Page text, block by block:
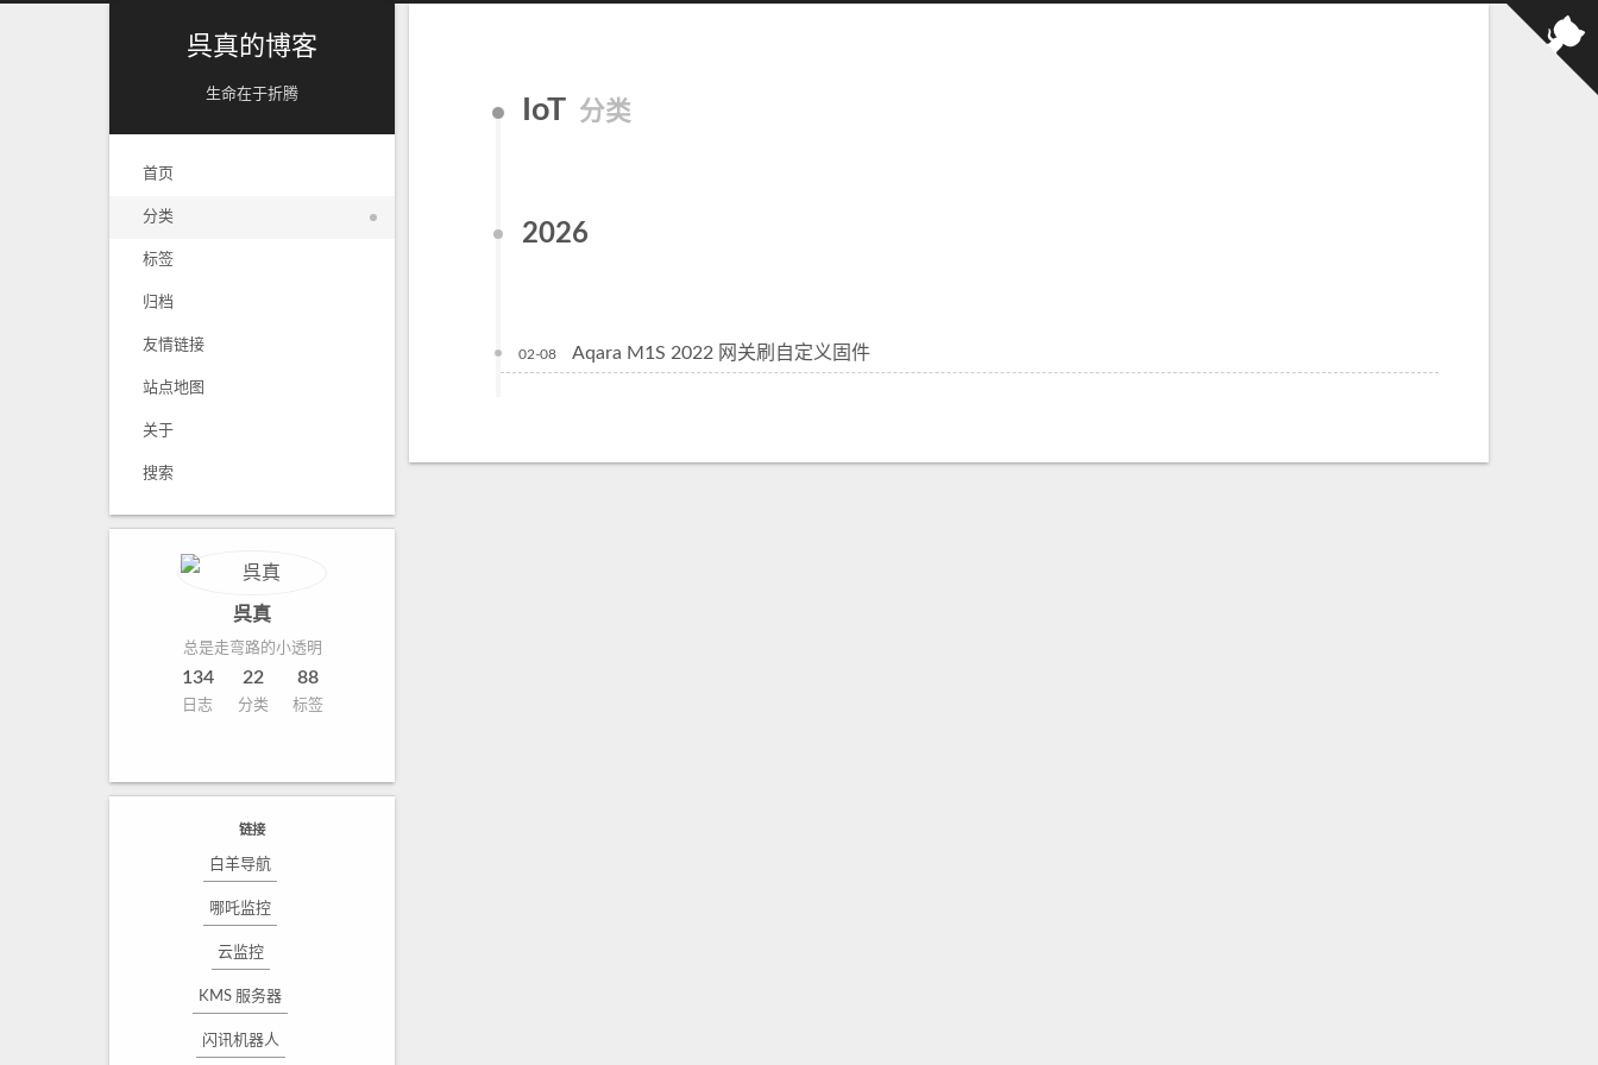
呉真的博客
生命在于折腾
首页
分类
标签
归档
友情链接
站点地图
关于
搜索
呉真
总是走弯路的小透明
134
日志
22
分类
88
标签
链接
白羊导航
哪吒监控
云监控
KMS 服务器
闪讯机器人
IoT 分类
2026
02-08 Aqara M1S 2022 网关刷自定义固件